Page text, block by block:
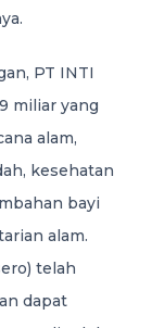
PT INTI
miliar yang
alam,
kesehatan
bayi
alam.
telah
dapat